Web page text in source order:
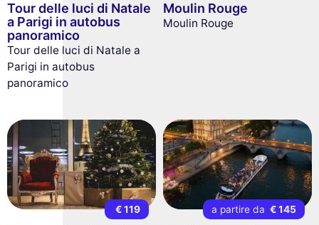
Tour delle luci di Natale
a Parigi in autobus
panoramico
Tour delle luci di Natale a
Parigi in autobus
panoramico
Moulin Rouge
Moulin Rouge
€ 119 a partire da € 145